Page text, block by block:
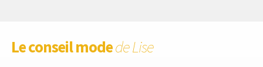
Le conseil modede Lise